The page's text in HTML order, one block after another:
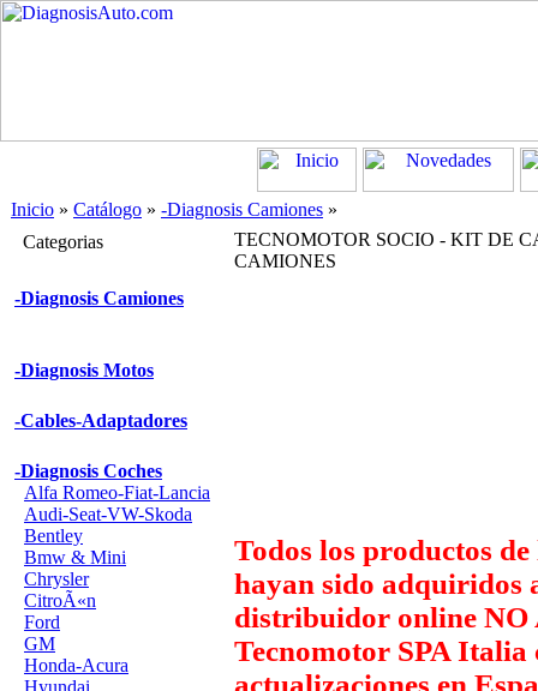
Inicio » Catálogo » -Diagnosis Camiones »
Categorias
-Diagnosis Camiones
-Diagnosis Motos
-Cables-Adaptadores
-Diagnosis Coches
Alfa Romeo-Fiat-Lancia
Audi-Seat-VW-Skoda
Bentley
Bmw & Mini
Chrysler
CitroÃ«n
Ford
GM
Honda-Acura
Hyundai
TECNOMOTOR SOCIO - KIT DE
CAMIONES
Todos los productos
hayan sido adquiridos
distribuidor online
Tecnomotor SPA
actualizaciones en